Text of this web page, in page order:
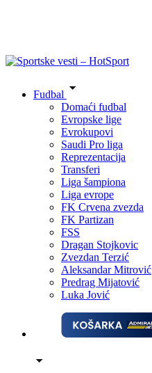
Fudbal
Domaći fudbal
Evropske lige
Evrokupovi
Saudi Pro liga
Reprezentacija
Transferi
Liga šampiona
Liga evrope
FK Crvena zvezda
FK Partizan
FSS
Dragan Stojkovic
Zvezdan Terzić
Aleksandar Mitrović
Predrag Mijatović
Luka Jović